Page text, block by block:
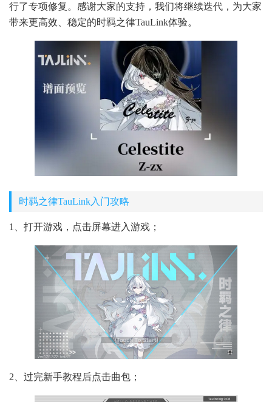
行了专项修复。感谢大家的支持，我们将继续迭代，为大家
带来更高效、稳定的时羁之律TauLink体验。
时羁之律TauLink入门攻略
1、打开游戏，点击屏幕进入游戏；
2、过完新手教程后点击曲包；